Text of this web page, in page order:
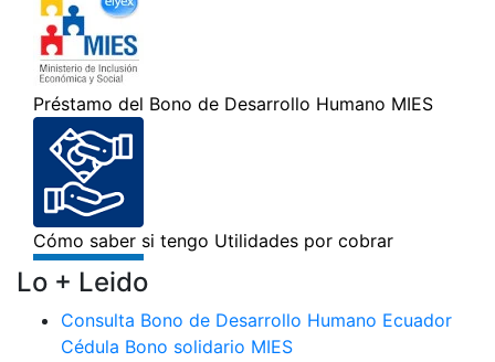
Lo + Leido
Consulta Bono de Desarrollo Humano Ecuador
Cédula Bono solidario MIES